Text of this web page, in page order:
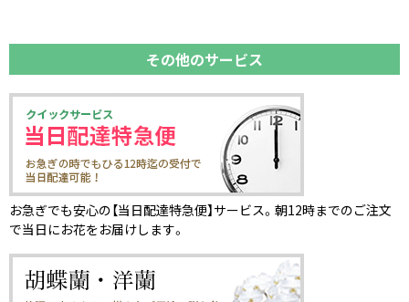
その他のサービス
お急ぎでも安心の【当日配達特急便】サービス。朝12時までのご注文
で当日にお花をお届けします。